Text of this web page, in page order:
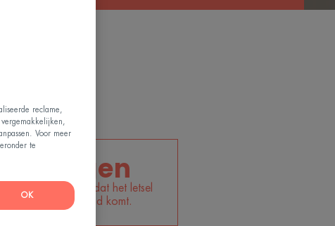
21 dagen
de gemiddelde tijd dat het letsel
naar de opperhuid komt.
reclame,
Voor meer
te
OK